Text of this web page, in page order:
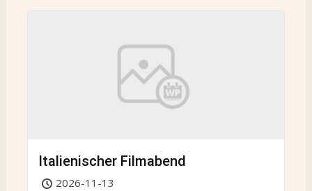
Italienischer Filmabend
2026-11-13